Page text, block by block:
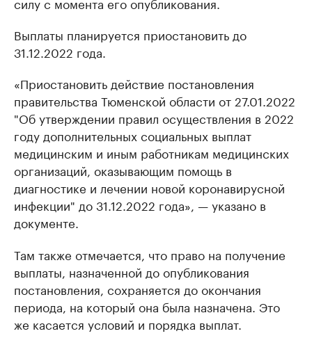
Выплаты планируется приостановить до
31.12.2022 года.
«Приостановить действие постановления
правительства Тюменской области от 27.01.2022
"Об утверждении правил осуществления в 2022
году дополнительных социальных выплат
медицинским и иным работникам медицинских
организаций, оказывающим помощь в
диагностике и лечении новой коронавирусной
инфекции" до 31.12.2022 года», — указано в
документе.
Там также отмечается, что право на получение
выплаты, назначенной до опубликования
постановления, сохраняется до окончания
периода, на который она была назначена. Это
же касается условий и порядка выплат.